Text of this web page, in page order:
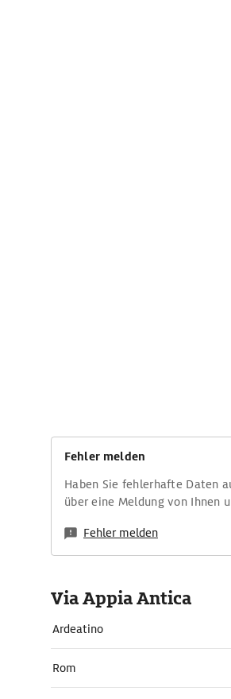
Fehler melden
Haben Sie fehlerhafte Daten
über eine Meldung von Ihnen
Fehler melden
Via Appia Antica
Ardeatino
Rom